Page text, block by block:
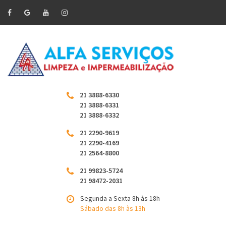
21 3888-6330
21 3888-6331
21 3888-6332
21 2290-9619
21 2290-4169
21 2564-8800
21 99823-5724
21 98472-2031
Segunda a Sexta 8h às 18h
Sábado das 8h às 13h